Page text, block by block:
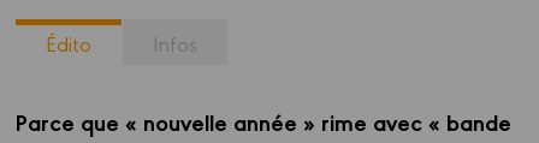
Édito Infos
Parce que « nouvelle année » rime avec « bande